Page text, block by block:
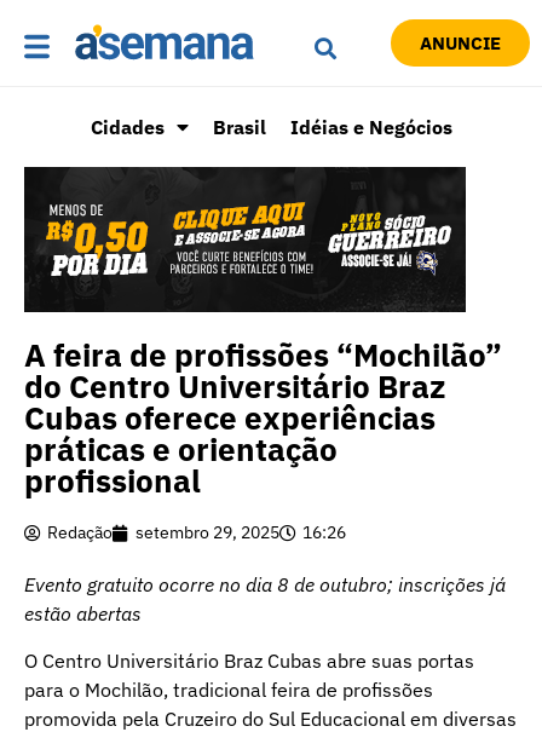
ANUNCIE
Cidades Brasil Idéias e Negócios
A feira de profissões “Mochilão”
do Centro Universitário Braz
Cubas oferece experiências
práticas e orientação
profissional
Redação setembro 29, 2025 16:26
Evento gratuito ocorre no dia 8 de outubro; inscrições já
estão abertas
O Centro Universitário Braz Cubas abre suas portas
para o Mochilão, tradicional feira de profissões
promovida pela Cruzeiro do Sul Educacional em diversas